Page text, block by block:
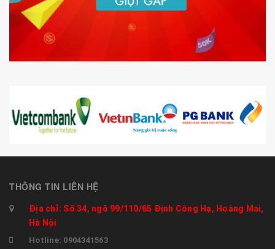
THÔNG TIN LIÊN HỆ
Địa chỉ: Số 34, ngõ 99/110/65 Định Công Hạ, Hoàng Mai,
Hà Nội
Hotline: 0904341563